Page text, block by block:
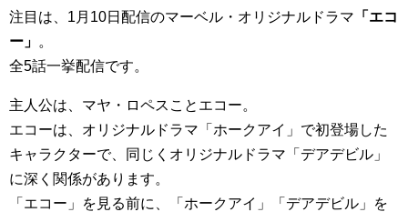
注目は、1月10日配信のマーベル・オリジナルドラマ 「エコ
ー」 。
全5話一挙配信です。
主人公は、マヤ・ロペスことエコー。
エコーは、オリジナルドラマ「ホークアイ」で初登場した
キャラクターで、同じくオリジナルドラマ「デアデビル」
に深く関係があります。
「エコー」を見る前に、「ホークアイ」「デアデビル」を